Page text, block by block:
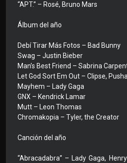
“APT.” – Rosé, Bruno Mars
Álbum del año
Debí Tirar Más Fotos – Bad Bunny
Swag – Justin Bieber
Man’s Best Friend – Sabrina
Let God Sort Em Out – Clipse,
Mayhem – Lady Gaga
GNX – Kendrick Lamar
Mutt – Leon Thomas
Chromakopia – Tyler, the Creator
Canción del año
“Abracadabra” – Lady Gaga,